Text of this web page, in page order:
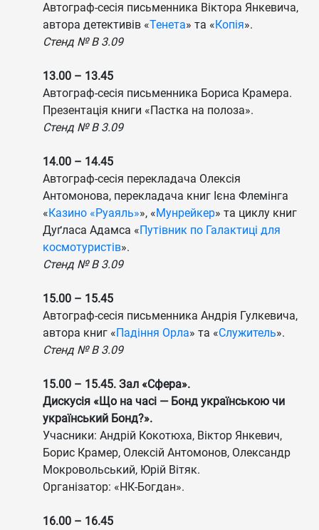
Автограф-сесія письменника Віктора Янкевича,
автора детективів «Тенета» та «Копія».
Стенд № B 3.09
13.00 – 13.45
Автограф-сесія письменника Бориса Крамера.
Презентація книги «Пастка на полоза».
Стенд № B 3.09
14.00 – 14.45
Автограф-сесія перекладача Олексія
Антомонова, перекладача книг Ієна Флемінга
«Казино «Руаяль»», «Мунрейкер» та циклу книг
Дуґласа Адамса «Путівник по Галактиці для
космотуристів».
Стенд № B 3.09
15.00 – 15.45
Автограф-сесія письменника Андрія Гулкевича,
автора книг «Падіння Орла» та «Служитель».
Стенд № B 3.09
15.00 – 15.45. Зал «Сфера».
Дискусія «Що на часі — Бонд українською чи
український Бонд?».
Учасники: Андрій Кокотюха, Віктор Янкевич,
Борис Крамер, Олексій Антомонов, Олександр
Мокровольський, Юрій Вітяк.
Організатор: «НК-Богдан».
16.00 – 16.45